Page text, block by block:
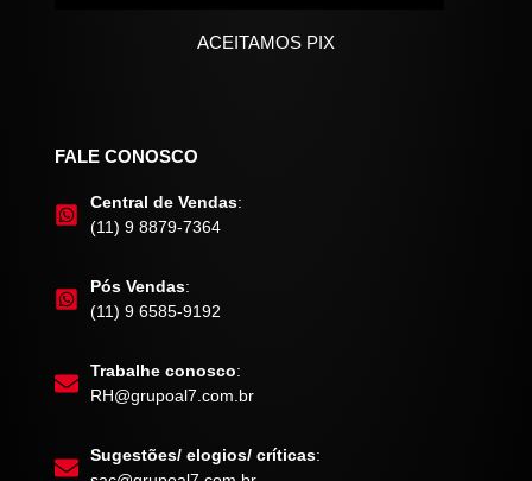
ACEITAMOS PIX
FALE CONOSCO
Central de Vendas:
(11) 9 8879-7364
Pós Vendas:
(11) 9 6585-9192
Trabalhe conosco:
RH@grupoal7.com.br
Sugestões/ elogios/ críticas: